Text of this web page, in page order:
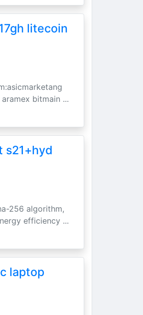
litecoin
bitmain ...
s21+hyd
256 algorithm,
efficiency ...
laptop